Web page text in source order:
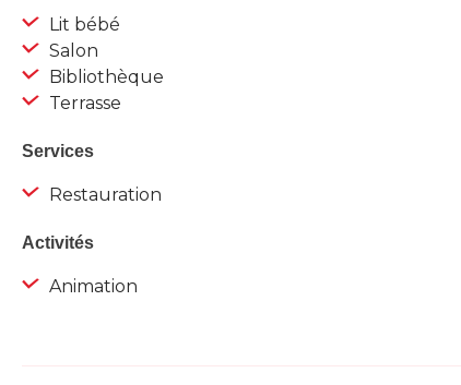
Lit bébé
Salon
Bibliothèque
Terrasse
Services
Restauration
Activités
Animation